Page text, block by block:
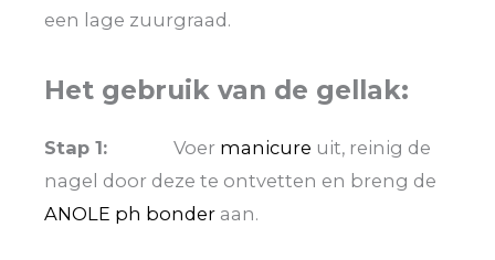
een lage zuurgraad.
Het gebruik van de gellak:
Stap 1: Voer manicure uit, reinig de
nagel door deze te ontvetten en breng de
ANOLE ph bonder aan.